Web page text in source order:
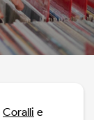
Coralli e